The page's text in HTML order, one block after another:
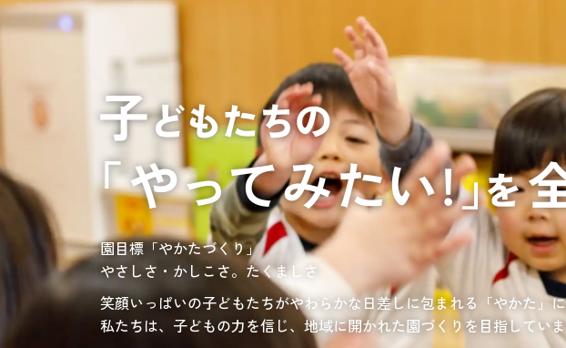
介護の相談に乗ってもらいたい
施設等に入所して介護、リハビリを受けたい
自宅に訪問してもらって
介護、リハビリを受けたい
認定こども園、保育園、学童を利用したい
施設一覧 法人
サンサンワイナリー サンサン研
負担の少ない介護、ふれあいを大切にする介護、笑顔が溢れている介護
愛知・岐阜・長野の3県下で38施設・151事業所の介護関連事業所を運
社会福祉法人サン・ビジョンでは、今後ますます高まる介護ニーズに
園目標「やかたづくり」
やさしさ・かしこさ。たくましさ
笑顔いっぱいの子どもたちがやわらかな日差しに包まれる「やかた」
私たちは、子どもの力を信じ、地域に開かれた園づくりを目指してい
サンサン・スクール東山公園では、小学生の児童が放課後安心して過
宿題・クラブ活動(英語・習字・選択)などの学習面にも力を入れて行
通所介護
居宅介護支援
グレイスフル砧公園
東京都世田谷区大蔵3丁目4番12号
お問い合わせ先
03-6411-5781
担当：宮澤